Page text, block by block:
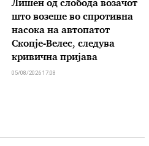
Лишен од слобода возачот
што возеше во спротивна
насока на автопатот
Скопје-Велес, следува
кривична пријава
05/08/2026 17:08